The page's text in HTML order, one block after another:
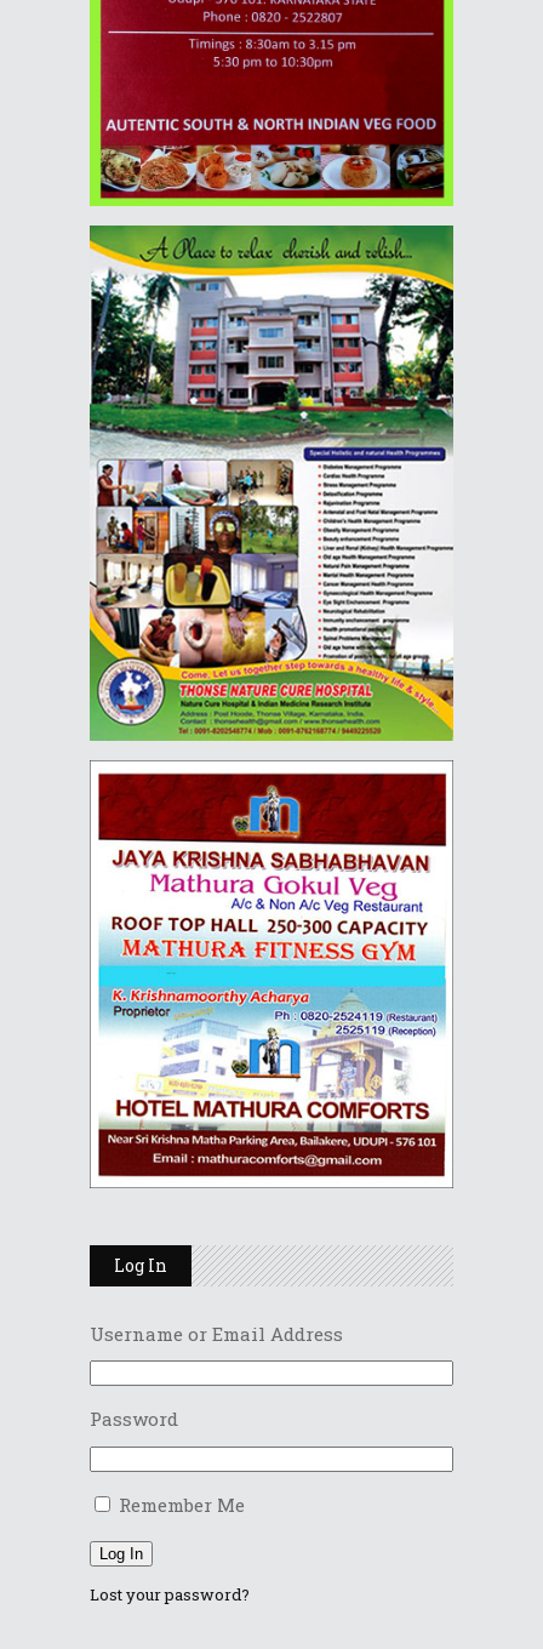
Log In
Username or Email Address
Password
Remember Me
Log In
Lost your password?